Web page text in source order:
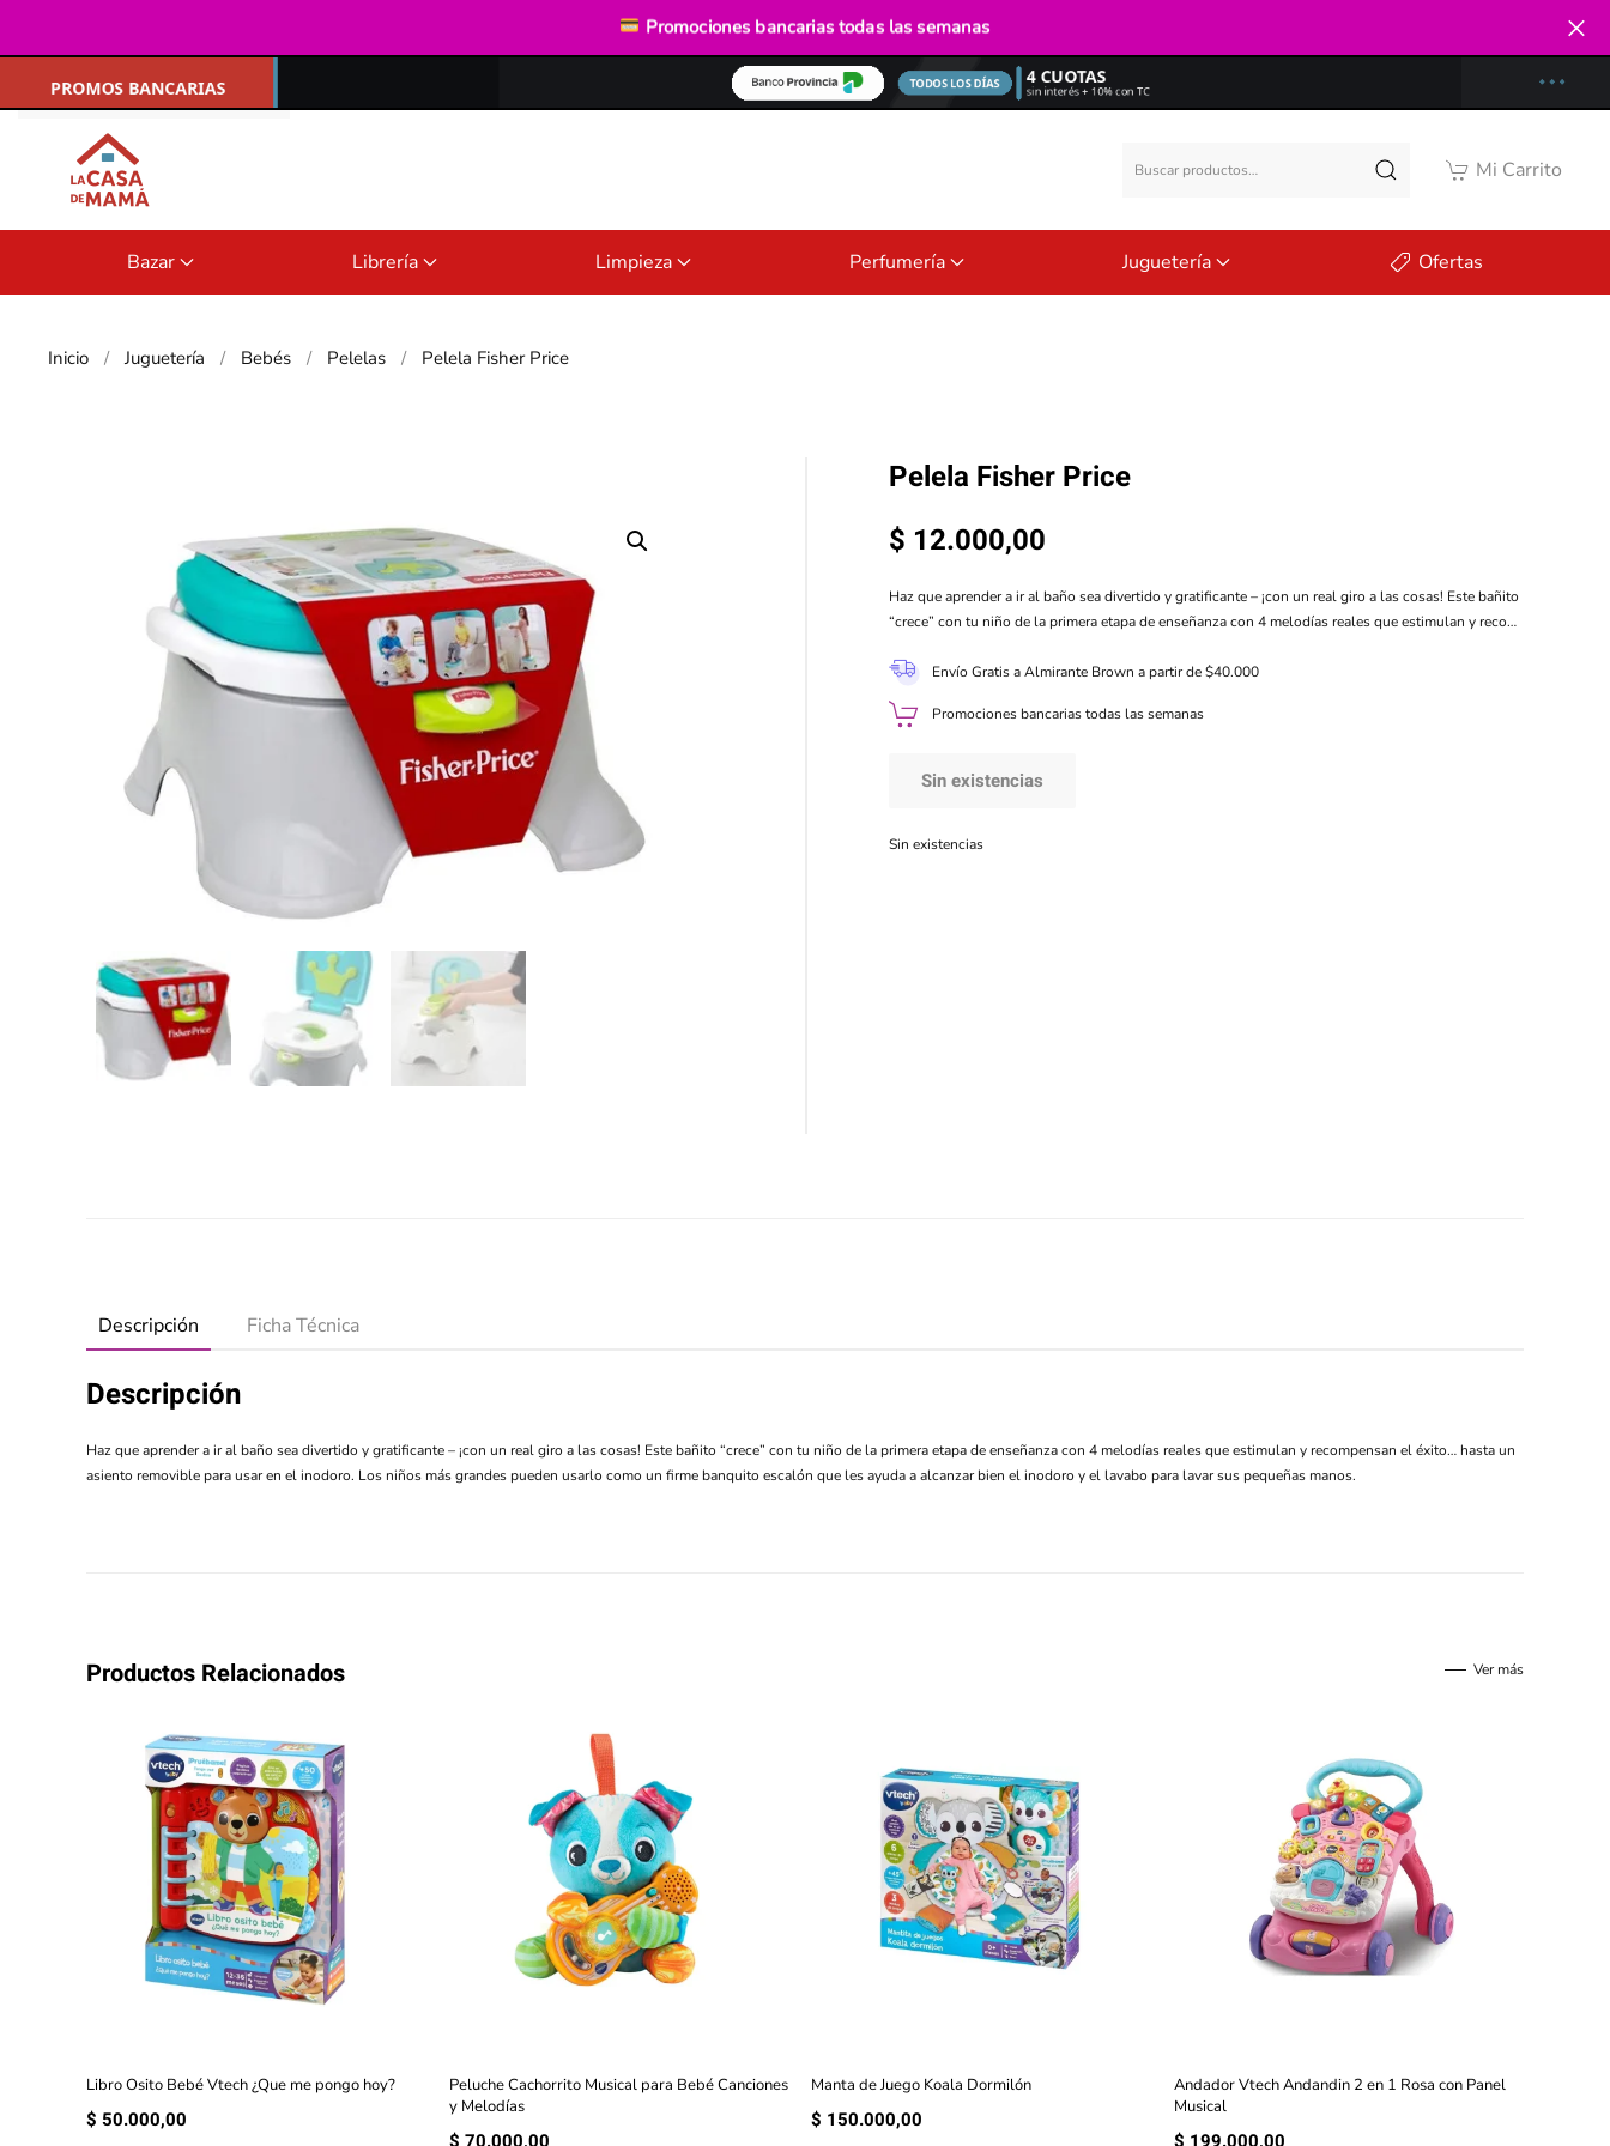
por:
Mi Carrito
Bazar Librería Limpieza Perfumería Juguetería Ofertas
Inicio Juguetería Bebés Pelelas Pelela Fisher Price
Pelela Fisher Price
$ 12.000,00
Haz que aprender a ir al baño sea divertido y gratificante – ¡con un real giro a las cosas! Este bañito
“crece” con tu niño de la primera etapa de enseñanza con 4 melodías reales que estimulan y reco…
Envío Gratis a Almirante Brown a partir de $40.000
Promociones bancarias todas las semanas
Sin existencias
Sin existencias
Descripción Ficha Técnica
Descripción
Haz que aprender a ir al baño sea divertido y gratificante – ¡con un real giro a las cosas! Este bañito “crece” con tu niño de la primera etapa de enseñanza con 4 melodías reales que estimulan y recompensan el éxito… hasta un
asiento removible para usar en el inodoro. Los niños más grandes pueden usarlo como un firme banquito escalón que les ayuda a alcanzar bien el inodoro y el lavabo para lavar sus pequeñas manos.
Productos Relacionados Ver más
Libro Osito Bebé Vtech ¿Que me pongo hoy?
$ 50.000,00
Peluche Cachorrito Musical para Bebé Canciones
y Melodías
$ 70.000,00
Manta de Juego Koala Dormilón
$ 150.000,00
Andador Vtech Andandin 2 en 1 Rosa con Panel
Musical
$ 199.000,00
Envío gratisdesde $40.000